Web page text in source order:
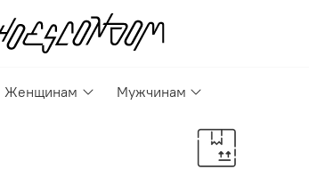
Женщинам Мужчинам